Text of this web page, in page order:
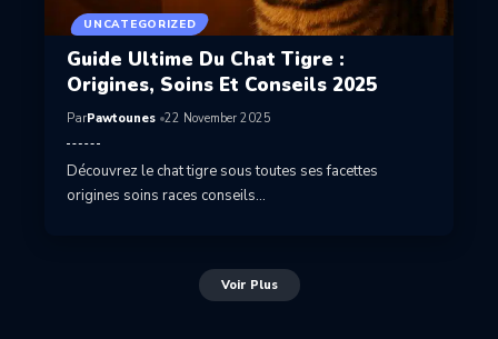
UNCATEGORIZED
Guide Ultime Du Chat Tigre :
Origines, Soins Et Conseils 2025
ParPawtounes 22 November 2025
Découvrez le chat tigre sous toutes ses facettes
origines soins races conseils…
Voir Plus